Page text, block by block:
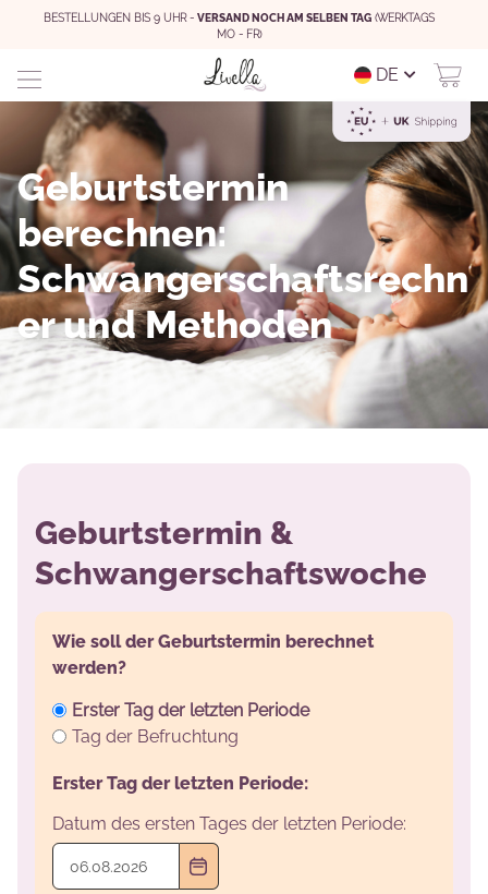
BESTELLUNGEN BIS 9 UHR -VERSAND NOCH AM SELBEN TAG (WERKTAGS
MO - FR)
DE
Geburtstermin
berechnen:
Schwangerschaftsrechn
er und Methoden
Geburtstermin &
Schwangerschaftswoche
Wie soll der Geburtstermin berechnet
werden?
Erster Tag der letzten Periode
Tag der Befruchtung
Erster Tag der letzten Periode:
Datum des ersten Tages der letzten Periode: